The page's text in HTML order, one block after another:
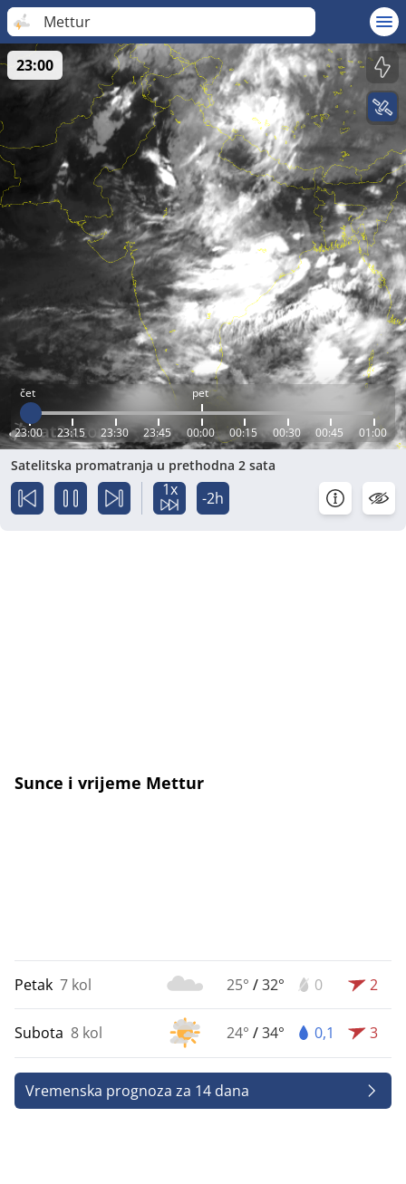
Mettur
čet pet
23:00 23:15 23:30 23:45 00:00 00:15 00:30 00:45 01:00
23:00
Satelitska promatranja u prethodna 2 sata
1x -2h
Sunce i vrijeme Mettur
Petak 7 kol 25° /32° 0 2
Subota 8 kol 24° /34° 0,1 3
Vremenska prognoza za 14 dana